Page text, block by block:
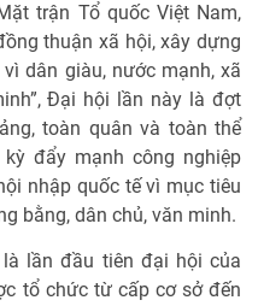
trận Tổ quốc Việt Nam,
thuận xã hội, xây dựng
dân giàu, nước mạnh, xã
Đại hội lần này là đợt
toàn quân và toàn thể
đẩy mạnh công nghiệp
nhập quốc tế vì mục tiêu
bằng, dân chủ, văn minh.
lần đầu tiên đại hội của
tổ chức từ cấp cơ sở đến